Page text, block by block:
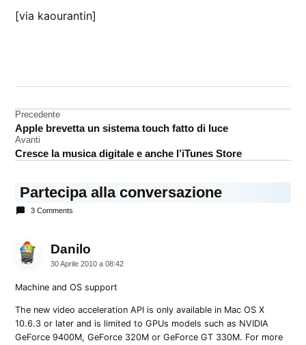
[via kaourantin]
Flash
Navigazione
articoli
Precedente
Apple brevetta un sistema touch fatto di luce
Avanti
Cresce la musica digitale e anche l’iTunes Store
Partecipa alla conversazione
3 Comments
Danilo
30 Aprile 2010 a 08:42
Machine and OS support
The new video acceleration API is only available in Mac OS X
10.6.3 or later and is limited to GPUs models such as NVIDIA
GeForce 9400M, GeForce 320M or GeForce GT 330M. For more